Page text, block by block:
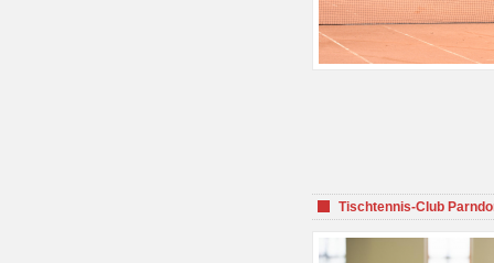
Tischtennis-Club